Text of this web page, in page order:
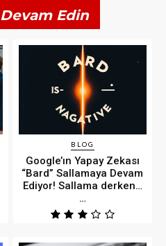
Edin
BLOG
Google’ın Yapay Zekası
“Bard” Sallamaya Devam
Ediyor! Sallama derken…
…